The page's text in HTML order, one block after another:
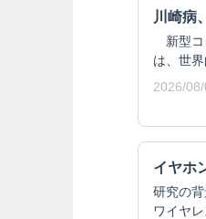
川崎病
新型コ
は、世界
2026/
イヤホ
研究の
ワイヤ